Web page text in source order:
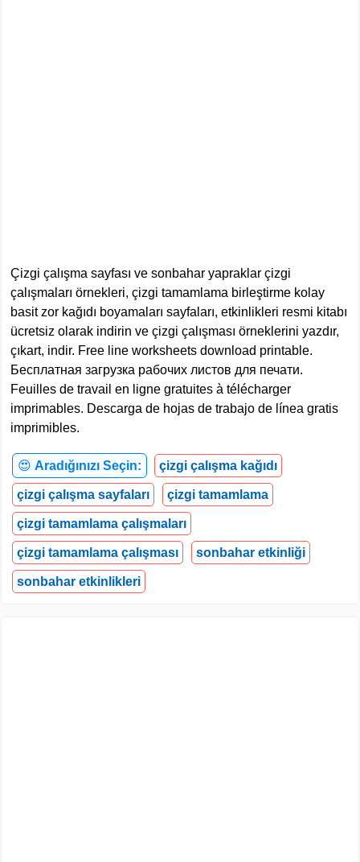
Çizgi çalışma sayfası ve sonbahar yapraklar çizgi
çalışmaları örnekleri, çizgi tamamlama birleştirme kolay
basit zor kağıdı boyamaları sayfaları, etkinlikleri resmi kitabı
ücretsiz olarak indirin ve çizgi çalışması örneklerini yazdır,
çıkart, indir. Free line worksheets download printable.
Бесплатная загрузка рабочих листов для печати.
Feuilles de travail en ligne gratuites à télécharger
imprimables. Descarga de hojas de trabajo de línea gratis
imprimibles.
😍 Aradığınızı Seçin: çizgi çalışma kağıdı
çizgi çalışma sayfaları çizgi tamamlama
çizgi tamamlama çalışmaları
çizgi tamamlama çalışması sonbahar etkinliği
sonbahar etkinlikleri